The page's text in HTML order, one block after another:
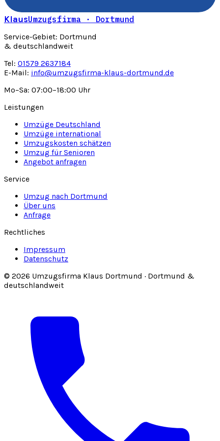
KlausUmzugsfirma · Dortmund
Service-Gebiet: Dortmund
& deutschlandweit
Tel: 01579 2637184
E-Mail: info@umzugsfirma-klaus-dortmund.de
Mo–Sa: 07:00–18:00 Uhr
Leistungen
Umzüge Deutschland
Umzüge international
Umzugskosten schätzen
Umzug für Senioren
Angebot anfragen
Service
Umzug nach Dortmund
Über uns
Anfrage
Rechtliches
Impressum
Datenschutz
© 2026 Umzugsfirma Klaus Dortmund · Dortmund &
deutschlandweit